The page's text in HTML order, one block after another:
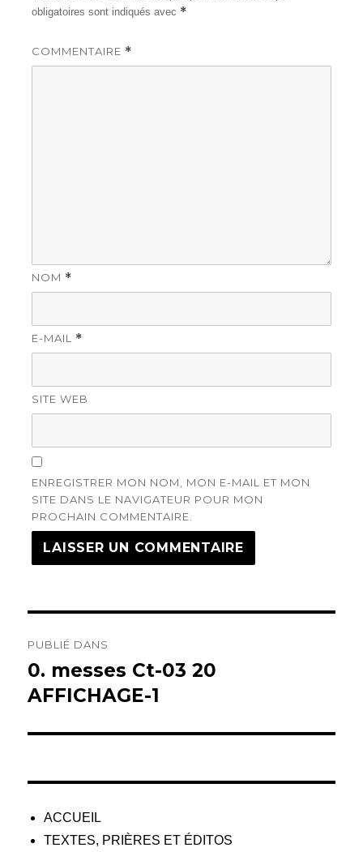
obligatoires sont indiqués avec *
COMMENTAIRE *
NOM *
E-MAIL *
SITE WEB
ENREGISTRER MON NOM, MON E-MAIL ET MON
SITE DANS LE NAVIGATEUR POUR MON
PROCHAIN COMMENTAIRE.
de
l’article
PUBLIÉ DANS
0. messes Ct-03 20
AFFICHAGE-1
ACCUEIL
TEXTES, PRIÈRES ET ÉDITOS